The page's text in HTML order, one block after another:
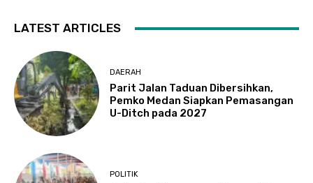
LATEST ARTICLES
DAERAH
Parit Jalan Taduan Dibersihkan,
Pemko Medan Siapkan Pemasangan
U-Ditch pada 2027
POLITIK